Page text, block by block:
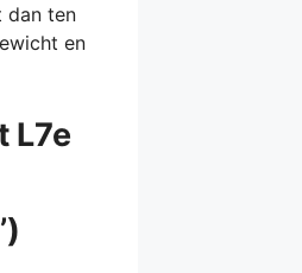
dan ten
en
L7e